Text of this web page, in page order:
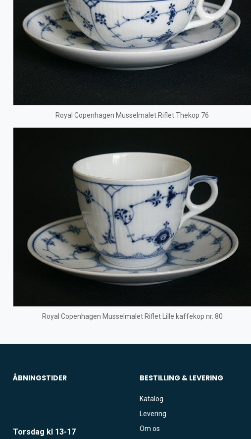
Royal Copenhagen Musselmalet Riflet Thekop 76
Royal Copenhagen Musselmalet Riflet Lille kaffekop nr. 80
ÅBNINGSTIDER
Torsdag kl 13-17
BESTILLING & LEVERING
Katalog
Levering
Om os